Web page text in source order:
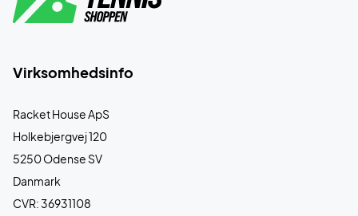
Virksomhedsinfo
Racket House ApS
Holkebjergvej 120
5250 Odense SV
Danmark
CVR: 36931108